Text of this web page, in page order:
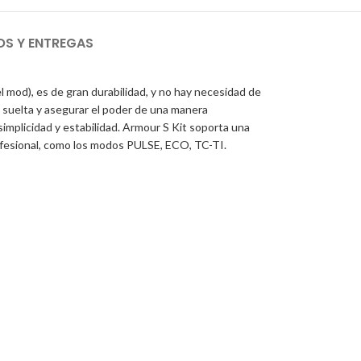
Y ENTREGAS
es de gran durabilidad, y no hay necesidad de
y asegurar el poder de una manera
y estabilidad. Armour S Kit soporta una
como los modos PULSE, ECO, TC-TI.